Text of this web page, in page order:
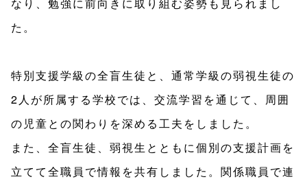
た。
特別支援学級の全盲生徒と、通常学級の弱視生徒の
2人が所属する学校では、交流学習を通じて、周囲
の児童との関わりを深める工夫をしました。
また、全盲生徒、弱視生とともに個別の支援計画を
立てて全職員で情報を共有しました。関係職員で連